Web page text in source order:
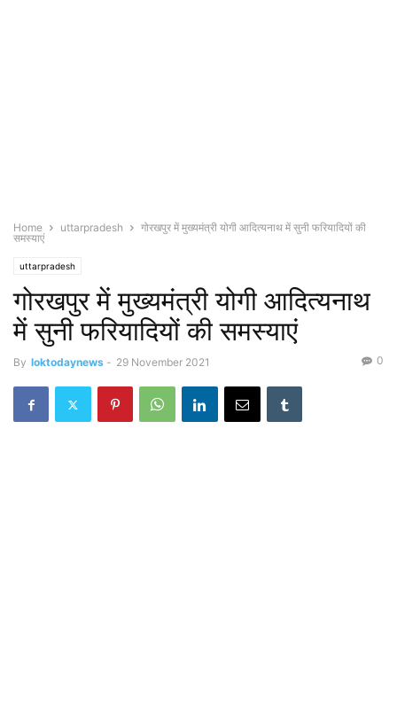
Home uttarpradesh
गोरखपुर में मुख्यमंत्री योगी आदित्यनाथ में सुनी फरियादियों की
समस्याएं
uttarpradesh
गोरखपुर में मुख्यमंत्री योगी आदित्यनाथ
में सुनी फरियादियों की समस्याएं
By loktodaynews - 29 November 2021 0